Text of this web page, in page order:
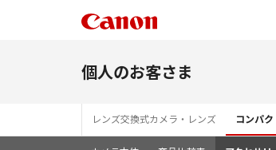
個人のお客さま
レンズ交換式カメラ・レンズ コンパ